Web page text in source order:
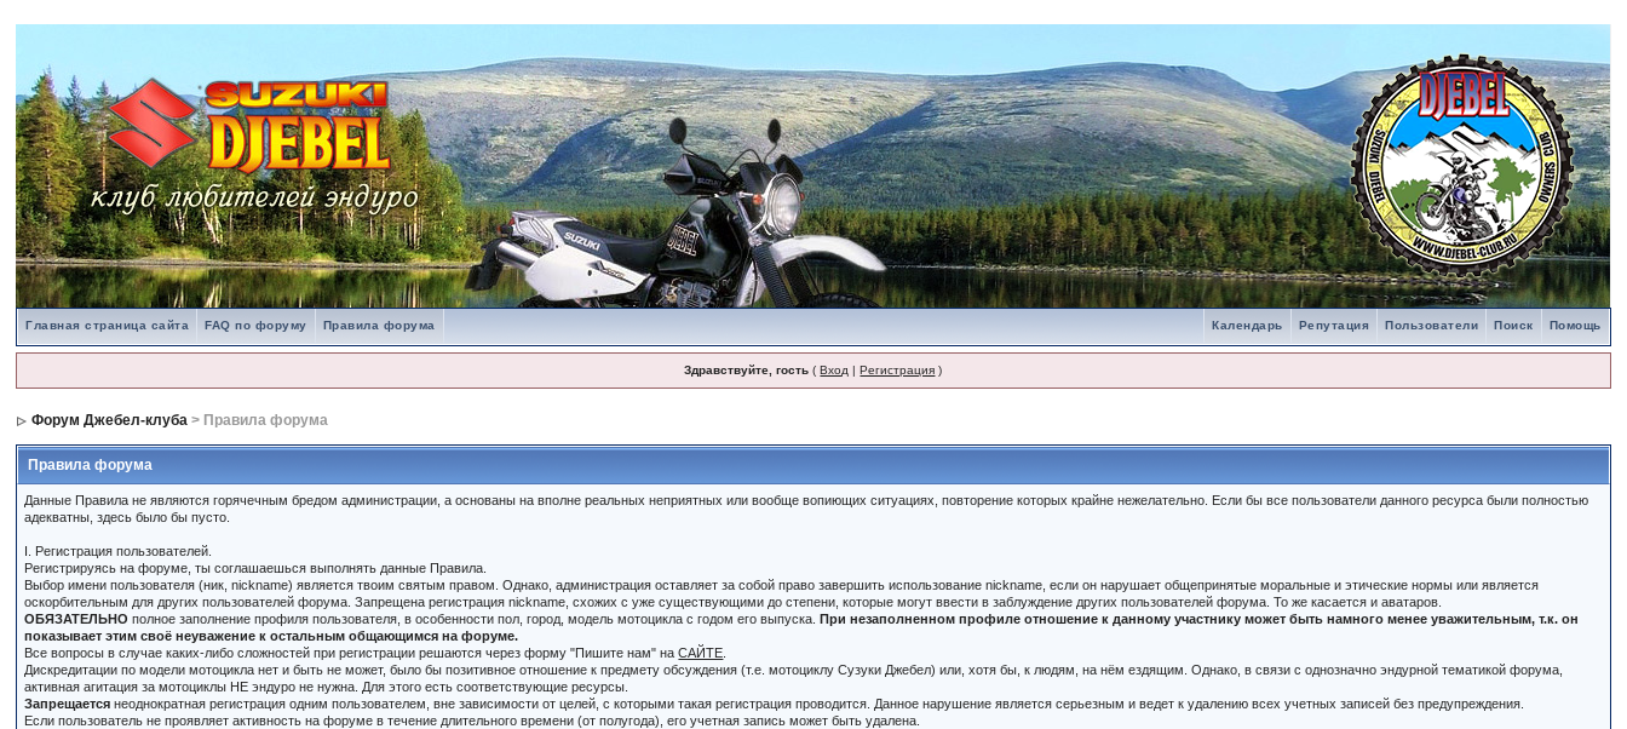
Главная страница сайта FAQ по форуму Правила форума Помощь
Поиск
Пользователи
Репутация
Календарь
Здравствуйте, гость (Вход |Регистрация )
Форум Джебел-клуба > Правила форума
Правила форума
Данные Правила не являются горячечным бредом администрации, а основаны на вполне реальных неприятных или вообще вопиющих ситуациях, повторение которых крайне нежелательно. Если бы все пользователи данного ресурса были полностью
адекватны, здесь было бы пусто.
I. Регистрация пользователей.
Регистрируясь на форуме, ты соглашаешься выполнять данные Правила.
Выбор имени пользователя (ник, nickname) является твоим святым правом. Однако, администрация оставляет за собой право завершить использование nickname, если он нарушает общепринятые моральные и этические нормы или является
оскорбительным для других пользователей форума. Запрещена регистрация nickname, схожих с уже существующими до степени, которые могут ввести в заблуждение других пользователей форума. То же касается и аватаров.
ОБЯЗАТЕЛЬНО полное заполнение профиля пользователя, в особенности пол, город, модель мотоцикла с годом его выпуска.При незаполненном профиле отношение к данному участнику может быть намного менее уважительным, т.к. он
показывает этим своё неуважение к остальным общающимся на форуме.
Все вопросы в случае каких-либо сложностей при регистрации решаются через форму "Пишите нам" наСАЙТЕ
Дискредитации по модели мотоцикла нет и быть не может, было бы позитивное отношение к предмету обсуждения (т.е. мотоциклу Сузуки Джебел) или, хотя бы, к людям, на нём ездящим. Однако, в связи с однозначно эндурной тематикой форума,
активная агитация за мотоциклы НЕ эндуро не нужна. Для этого есть соответствующие ресурсы.
Запрещается неоднократная регистрация одним пользователем, вне зависимости от целей, с которыми такая регистрация проводится. Данное нарушение является серьезным и ведет к удалению всех учетных записей без предупреждения.
Если пользователь не проявляет активность на форуме в течение длительного времени (от полугода), его учетная запись может быть удалена.